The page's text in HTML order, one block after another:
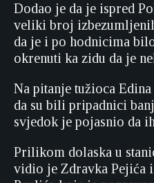
Dodao je da je ispred
veliki broj
da je i po hodnicima
okrenuti ka zidu da je
Na pitanje tužioca
da su bili pripadnici
svjedok je pojasnio da
Prilikom dolaska u
vidio je Zdravka Pejića